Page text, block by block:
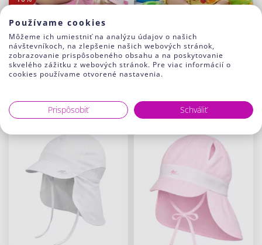
Letná čiapka s plachtou
Robin Girl 2ks
21.00 €
18.90 €
Letná čiapka BEĎO White
12.00 €
Používame cookies
Môžeme ich umiestniť na analýzu údajov o našich
návštevníkoch, na zlepšenie našich webových stránok,
zobrazovanie prispôsobeného obsahu a na poskytovanie
skvelého zážitku z webových stránok. Pre viac informácií o
cookies používame otvorené nastavenia.
Prispôsobiť Schváliť